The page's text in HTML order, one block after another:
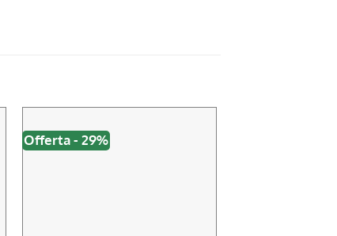
Offerta - 29%